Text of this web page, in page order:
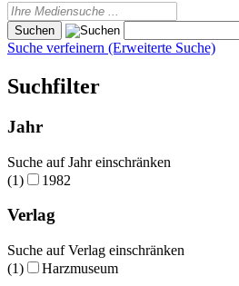
Suche verfeinern (Erweiterte Suche)
Suchfilter
Jahr
Suche auf Jahr einschränken
(1)
1982
Verlag
Suche auf Verlag einschränken
(1)
Harzmuseum